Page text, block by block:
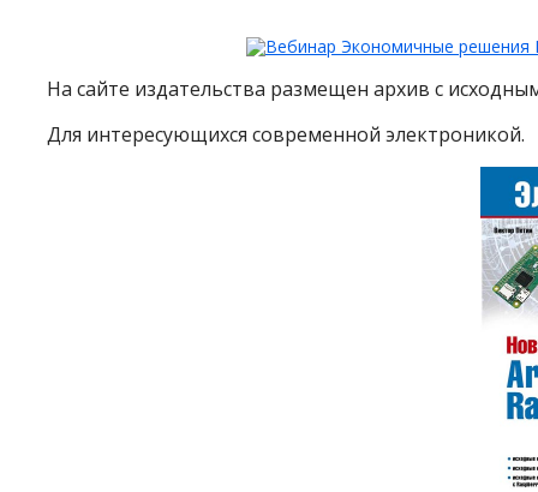
На сайте издательства размещен архив с
Для интересующихся современной электроникой.